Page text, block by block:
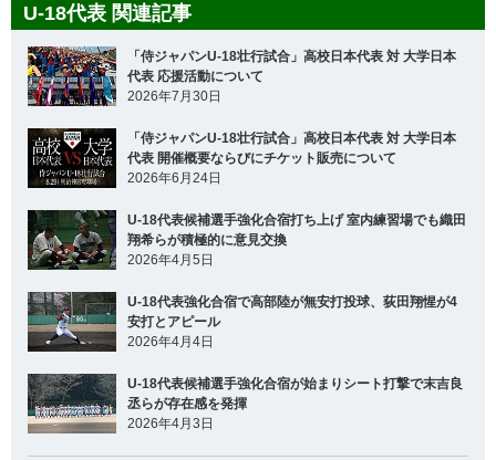
U-18代表 関連記事
「侍ジャパンU-18壮行試合」高校日本代表 対 大学日本
代表 応援活動について
2026年7月30日
「侍ジャパンU-18壮行試合」高校日本代表 対 大学日本
代表 開催概要ならびにチケット販売について
2026年6月24日
U-18代表候補選手強化合宿打ち上げ 室内練習場でも織田
翔希らが積極的に意見交換
2026年4月5日
U-18代表強化合宿で高部陸が無安打投球、荻田翔惺が4
安打とアピール
2026年4月4日
U-18代表候補選手強化合宿が始まりシート打撃で末吉良
丞らが存在感を発揮
2026年4月3日